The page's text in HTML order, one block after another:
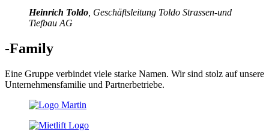
Heinrich Toldo , Geschäftsleitung Toldo Strassen-und
Tiefbau AG
-Family
Eine Gruppe verbindet viele starke Namen. Wir sind stolz auf unsere
Unternehmensfamilie und Partnerbetriebe.